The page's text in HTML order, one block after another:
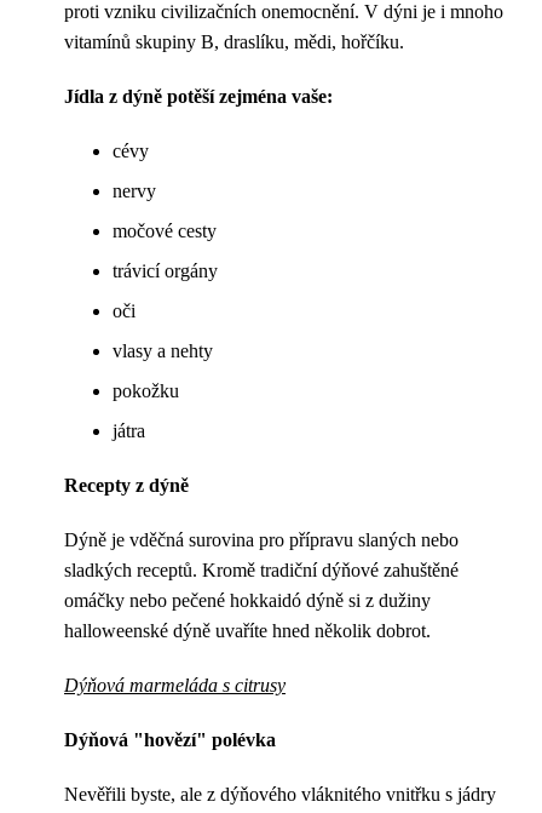
proti vzniku civilizačních onemocnění. V dýni je i mnoho
vitamínů skupiny B, draslíku, mědi, hořčíku.
Jídla z dýně potěší zejména vaše:
cévy
nervy
močové cesty
trávicí orgány
oči
vlasy a nehty
pokožku
játra
Recepty z dýně
Dýně je vděčná surovina pro přípravu slaných nebo
sladkých receptů. Kromě tradiční dýňové zahuštěné
omáčky nebo pečené hokkaidó dýně si z dužiny
halloweenské dýně uvaříte hned několik dobrot.
Dýňová marmeláda s citrusy
Dýňová "hovězí" polévka
Nevěřili byste, ale z dýňového vláknitého vnitřku s jádry